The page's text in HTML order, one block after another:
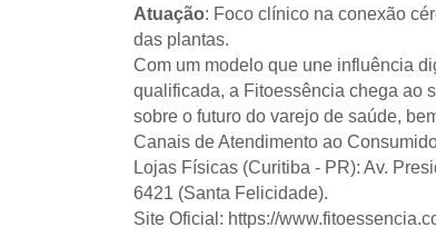
Atuação: Foco clínico na conexão
das plantas.
Com um modelo que une influência
qualificada, a Fitoessência chega ao
sobre o futuro do varejo de saúde,
Canais de Atendimento ao
Lojas Físicas (Curitiba - PR): Av.
6421 (Santa Felicidade).
Site Oficial: https://